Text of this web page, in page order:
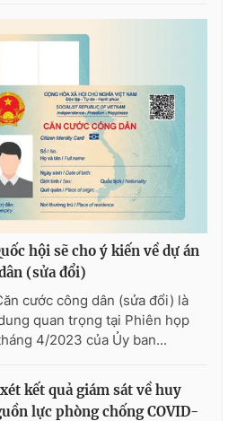
hội sẽ cho ý kiến về dự án
(sửa đổi)
cước công dân (sửa đổi) là
quan trọng tại Phiên họp
4/2023 của Ủy ban...
kết quả giám sát về huy
lực phòng chống COVID-